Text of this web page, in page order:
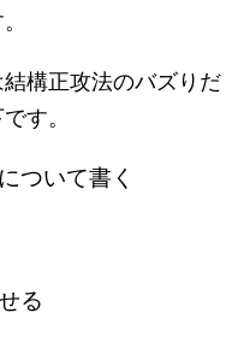
構正攻法のバズりだ
す。
ついて書く
る